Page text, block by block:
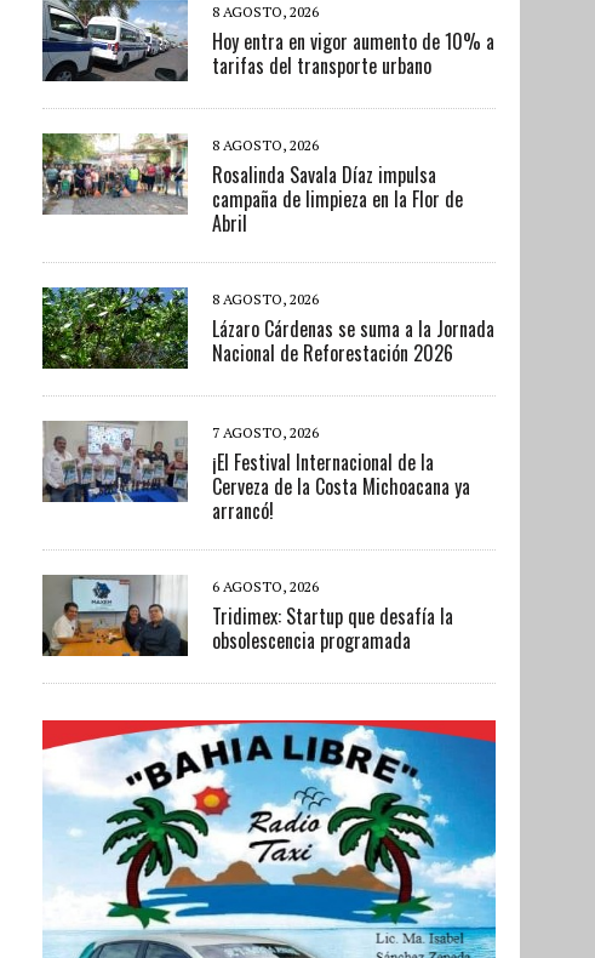
8 AGOSTO, 2026
Hoy entra en vigor aumento de 10% a
tarifas del transporte urbano
8 AGOSTO, 2026
Rosalinda Savala Díaz impulsa
campaña de limpieza en la Flor de
Abril
8 AGOSTO, 2026
Lázaro Cárdenas se suma a la Jornada
Nacional de Reforestación 2026
7 AGOSTO, 2026
¡El Festival Internacional de la
Cerveza de la Costa Michoacana ya
arrancó!
6 AGOSTO, 2026
Tridimex: Startup que desafía la
obsolescencia programada